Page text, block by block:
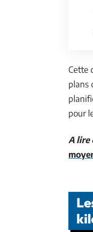
Cette
plans
pour
A lire